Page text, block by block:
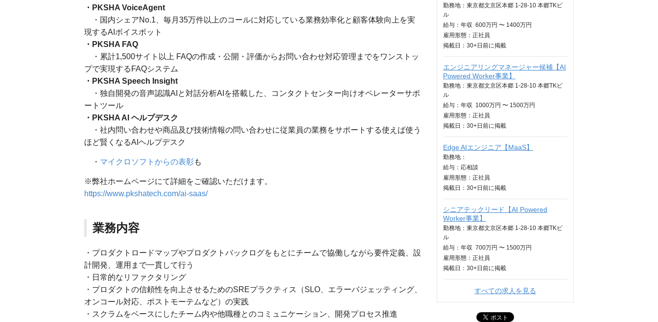
・PKSHA VoiceAgent
・国内シェアNo.1、毎月35万件以上のコールに対応している業務効率化と顧客体験向上を実
現するAIボイスボット
・PKSHA FAQ
・累計1,500サイト以上 FAQの作成・公開・評価からお問い合わせ対応管理までをワンストッ
プで実現するFAQシステム
・PKSHA Speech Insight
・独自開発の音声認識AIと対話分析AIを搭載した、コンタクトセンター向けオペレーターサポ
ートツール
・PKSHA AI ヘルプデスク
・社内問い合わせや商品及び技術情報の問い合わせに従業員の業務をサポートする使えば使う
ほど賢くなるAIヘルプデスク
・ マイクロソフトからの表彰も
※弊社ホームページにて詳細をご確認いただけます。
https://www.pkshatech.com/ai-saas/
業務内容
・プロダクトロードマップやプロダクトバックログをもとにチームで協働しながら要件定義、設
計開発、運用まで一貫して行う
・日常的なリファクタリング
・プロダクトの信頼性を向上させるためのSREプラクティス（SLO、エラーバジェッティング、
オンコール対応、ポストモーテムなど）の実践
・スクラムをベースにしたチーム内や他職種とのコミュニケーション、開発プロセス推進
勤務地：東京都文京区本郷 1-28-10 本郷TKビ
ル
給与： 年収 600万円 〜 1400万円
雇用形態：正社員
掲載日： 30+日 前に掲載
エンジニアリングマネージャー候補【AI
Powered Worker事業】
勤務地：東京都文京区本郷 1-28-10 本郷TKビ
ル
給与： 年収 1000万円 〜 1500万円
雇用形態：正社員
掲載日： 30+日 前に掲載
Edge AIエンジニア【MaaS】
勤務地：
給与： 応相談
雇用形態：正社員
掲載日： 30+日 前に掲載
シニアテックリード【AI Powered
Worker事業】
勤務地：東京都文京区本郷 1-28-10 本郷TKビ
ル
給与： 年収 700万円 〜 1500万円
雇用形態：正社員
掲載日： 30+日 前に掲載
すべての求人を見る